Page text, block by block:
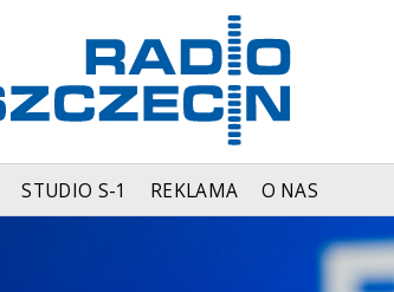
STUDIO S-1 REKLAMA O NAS